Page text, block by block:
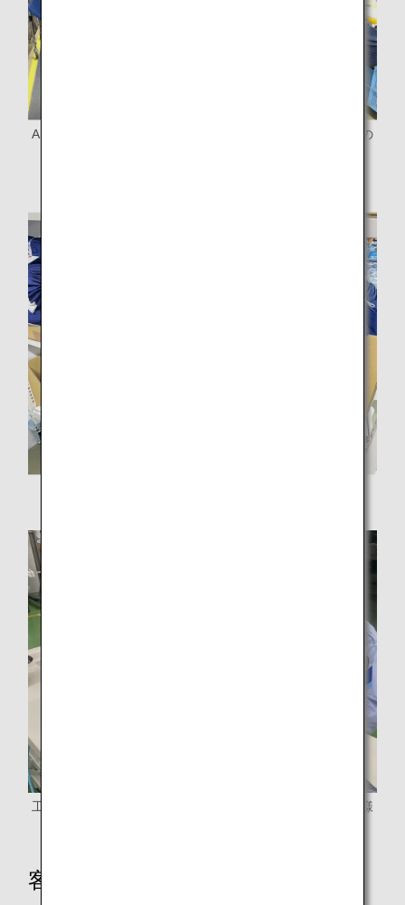
ANAエアロサプライシステム株式会社にてクリーニング後の
工業用ミシンを使用した整備士によるカーテン修理作業の様
客室カーテン再生利用の効果